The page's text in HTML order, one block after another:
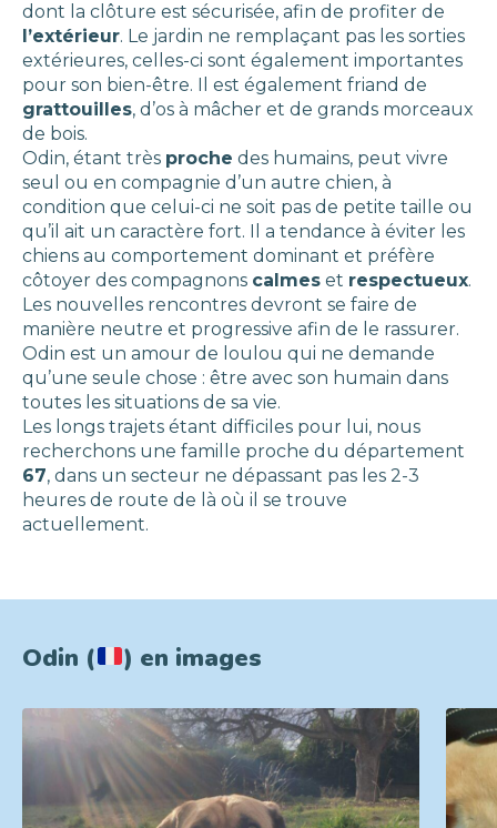
dont la clôture est sécurisée, afin de profiter de
l’extérieur. Le jardin ne remplaçant pas les sorties
extérieures, celles-ci sont également importantes
pour son bien-être. Il est également friand de
grattouilles, d’os à mâcher et de grands morceaux
de bois.
Odin, étant très proche des humains, peut vivre
seul ou en compagnie d’un autre chien, à
condition que celui-ci ne soit pas de petite taille ou
qu’il ait un caractère fort. Il a tendance à éviter les
chiens au comportement dominant et préfère
côtoyer des compagnons calmes et respectueux.
Les nouvelles rencontres devront se faire de
manière neutre et progressive afin de le rassurer.
Odin est un amour de loulou qui ne demande
qu’une seule chose : être avec son humain dans
toutes les situations de sa vie.
Les longs trajets étant difficiles pour lui, nous
recherchons une famille proche du département
67, dans un secteur ne dépassant pas les 2-3
heures de route de là où il se trouve
actuellement.
Odin ( ) en images